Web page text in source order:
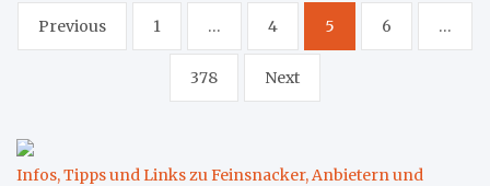
Seitennummerierung
der
Previous 1 … 4 5 6 …
378 Next
Infos, Tipps und Links zu Feinsnacker, Anbietern und